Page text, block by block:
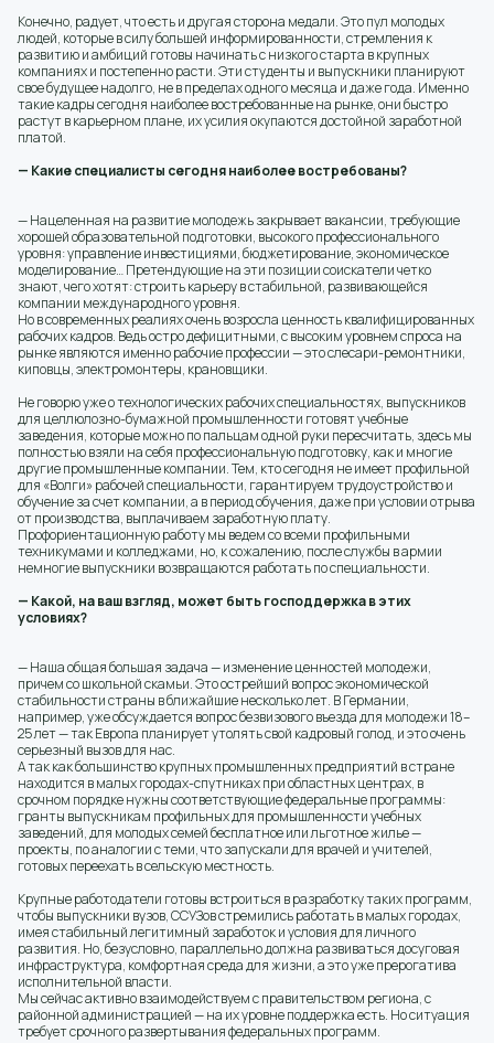
Конечно, радует, что есть и другая сторона медали. Это пул молодых
людей, которые в силу большей информированности, стремления к
развитию и амбиций готовы начинать с низкого старта в крупных
компаниях и постепенно расти. Эти студенты и выпускники планируют
свое будущее надолго, не в пределах одного месяца и даже года. Именно
такие кадры сегодня наиболее востребованные на рынке, они быстро
растут в карьерном плане, их усилия окупаются достойной заработной
платой.
— Какие специалисты сегодня наиболее востребованы?
— Нацеленная на развитие молодежь закрывает вакансии, требующие
хорошей образовательной подготовки, высокого профессионального
уровня: управление инвестициями, бюджетирование, экономическое
моделирование… Претендующие на эти позиции соискатели четко
знают, чего хотят: строить карьеру в стабильной, развивающейся
компании международного уровня.
Но в современных реалиях очень возросла ценность квалифицированных
рабочих кадров. Ведь остро дефицитными, с высоким уровнем спроса на
рынке являются именно рабочие профессии — это слесари-ремонтники,
киповцы, электромонтеры, крановщики.
Не говорю уже о технологических рабочих специальностях, выпускников
для целлюлозно-бумажной промышленности готовят учебные
заведения, которые можно по пальцам одной руки пересчитать, здесь мы
полностью взяли на себя профессиональную подготовку, как и многие
другие промышленные компании. Тем, кто сегодня не имеет профильной
для «Волги» рабочей специальности, гарантируем трудоустройство и
обучение за счет компании, а в период обучения, даже при условии отрыва
от производства, выплачиваем заработную плату.
Профориентационную работу мы ведем со всеми профильными
техникумами и колледжами, но, к сожалению, после службы в армии
немногие выпускники возвращаются работать по специальности.
— Какой, на ваш взгляд, может быть господдержка в этих
условиях?
— Наша общая большая задача — изменение ценностей молодежи,
причем со школьной скамьи. Это острейший вопрос экономической
стабильности страны в ближайшие несколько лет. В Германии,
например, уже обсуждается вопрос безвизового въезда для молодежи 18–
25 лет — так Европа планирует утолять свой кадровый голод, и это очень
серьезный вызов для нас.
А так как большинство крупных промышленных предприятий в стране
находится в малых городах-спутниках при областных центрах, в
срочном порядке нужны соответствующие федеральные программы:
гранты выпускникам профильных для промышленности учебных
заведений, для молодых семей бесплатное или льготное жилье —
проекты, по аналогии с теми, что запускали для врачей и учителей,
готовых переехать в сельскую местность.
Крупные работодатели готовы встроиться в разработку таких программ,
чтобы выпускники вузов, ССУЗов стремились работать в малых городах,
имея стабильный легитимный заработок и условия для личного
развития. Но, безусловно, параллельно должна развиваться досуговая
инфраструктура, комфортная среда для жизни, а это уже прерогатива
исполнительной власти.
Мы сейчас активно взаимодействуем с правительством региона, с
районной администрацией — на их уровне поддержка есть. Но ситуация
требует срочного развертывания федеральных программ.